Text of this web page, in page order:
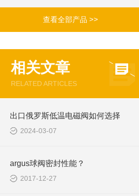
查看全部产品 >>
相关文章
RELATED ARTICLES
出口俄罗斯低温电磁阀如何选择
2024-03-07
argus球阀密封性能？
2017-12-27